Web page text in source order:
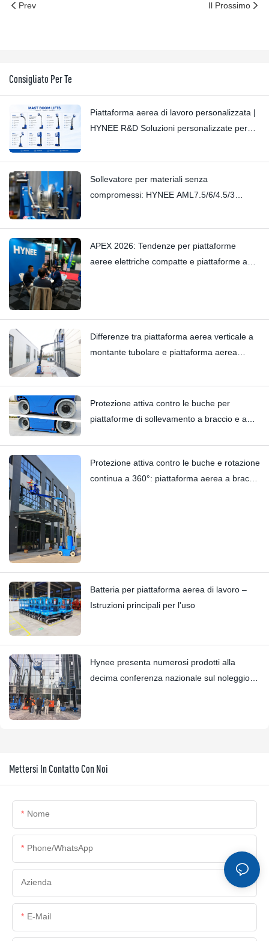
Prev Il Prossimo
Consigliato Per Te
Piattaforma aerea di lavoro personalizzata |
HYNEE R&D Soluzioni personalizzate per
Sollevatore per materiali senza
compromessi: HYNEE AML7.5/6/4.5/3
maestria artigianale
APEX 2026: Tendenze per piattaforme
aeree elettriche compatte e piattaforme a
Differenze tra piattaforma aerea verticale a
montante tubolare e piattaforma aerea
Protezione attiva contro le buche per
piattaforme di sollevamento a braccio e a
Protezione attiva contro le buche e rotazione
continua a 360°: piattaforma aerea a braccio
Batteria per piattaforma aerea di lavoro –
Istruzioni principali per l'uso
Hynee presenta numerosi prodotti alla
decima conferenza nazionale sul noleggio di
Mettersi In Contatto Con Noi
Nome
Phone/whatsApp
Azienda
E-Mail